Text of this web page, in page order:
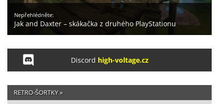
Nepřehlédněte:
Jak and Daxter – skákačka z druhého PlayStationu
Discord high-voltage.cz
RETRO-ŠORTKY »